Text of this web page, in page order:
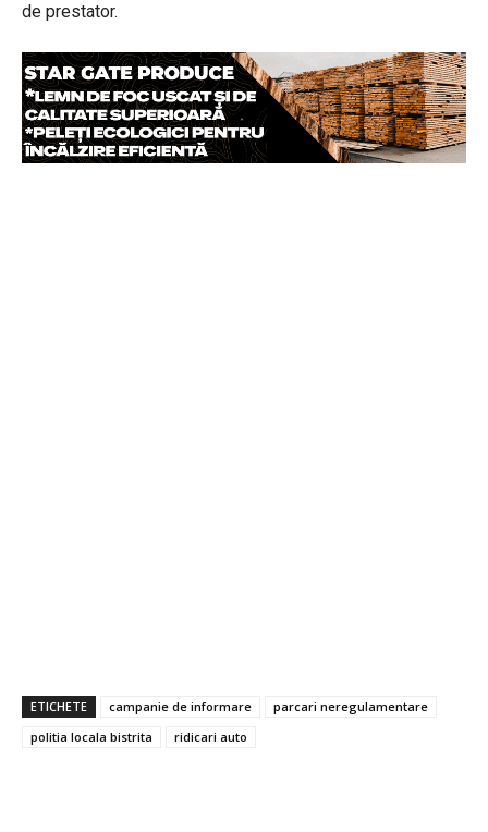
de prestator.
ETICHETE campanie de informare
parcari neregulamentare
politia locala bistrita
ridicari auto